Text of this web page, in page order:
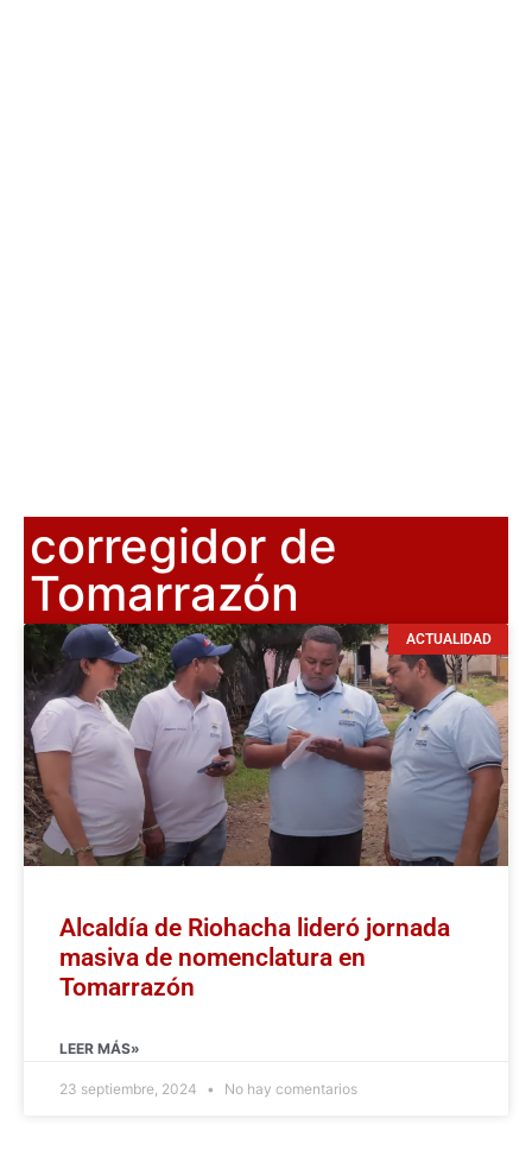
corregidor de
Tomarrazón
ACTUALIDAD
Alcaldía de Riohacha lideró jornada
masiva de nomenclatura en
Tomarrazón
LEER MÁS»
23 septiembre, 2024 No hay comentarios